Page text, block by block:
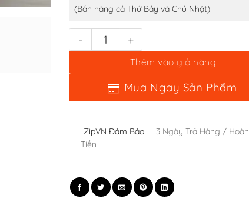
(Bán hàng cả Thứ Bảy và Chủ Nhật)
Mua Ngay Sản Phẩm
ZipVN Đảm Bảo
3 Ngày Trả Hàng / Hoàn
Tiền